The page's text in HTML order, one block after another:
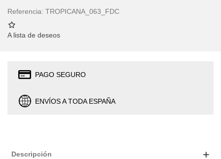
Referencia: TROPICANA_063_FDC
A lista de deseos
PAGO SEGURO
ENVÍOS A TODA ESPAÑA
Descripción